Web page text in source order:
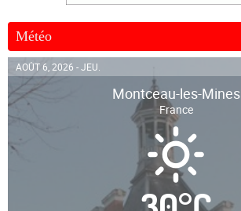
Météo
AOÛT 6, 2026 - JEU.
Montceau-les-Mines
France